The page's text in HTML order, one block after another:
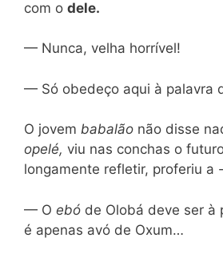
com o dele.
— Nunca, velha horrível!
— Só obedeço aqui à palavra
O jovem babalão não disse
opelé, viu nas conchas o
longamente refletir, proferiu a
— O ebó de Olobá deve ser à
é apenas avó de Oxum…